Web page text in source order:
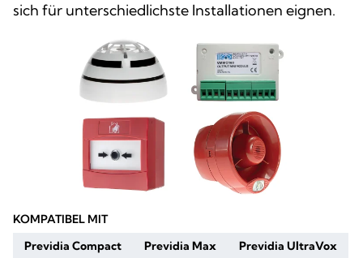
sich für unterschiedlichste Installationen eignen.
KOMPATIBEL MIT
Previdia Compact
Previdia Max Previdia UltraVox